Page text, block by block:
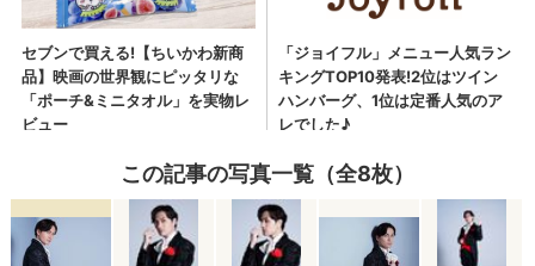
この記事の写真一覧（全8枚）